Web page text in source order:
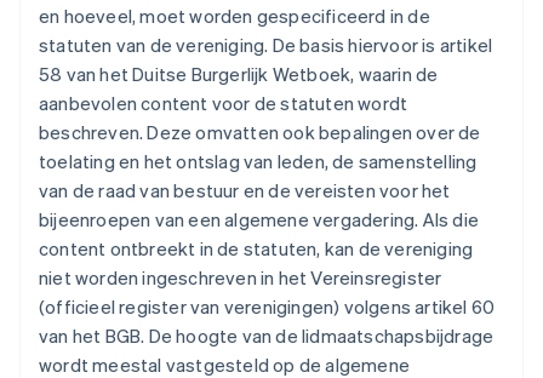
en hoeveel, moet worden gespecificeerd in de
statuten van de vereniging. De basis hiervoor is artikel
58 van het Duitse Burgerlijk Wetboek, waarin de
aanbevolen content voor de statuten wordt
beschreven. Deze omvatten ook bepalingen over de
toelating en het ontslag van leden, de samenstelling
van de raad van bestuur en de vereisten voor het
bijeenroepen van een algemene vergadering. Als die
content ontbreekt in de statuten, kan de vereniging
niet worden ingeschreven in het Vereinsregister
(officieel register van verenigingen) volgens artikel 60
van het BGB. De hoogte van de lidmaatschapsbijdrage
wordt meestal vastgesteld op de algemene